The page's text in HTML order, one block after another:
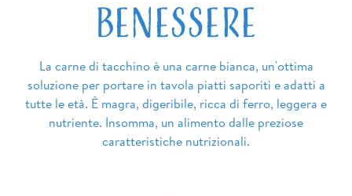
Benessere
La carne di tacchino è una carne bianca, un'ottima
soluzione per portare in tavola piatti saporiti e adatti a
tutte le età. È magra, digeribile, ricca di ferro, leggera e
nutriente. Insomma, un alimento dalle preziose
caratteristiche nutrizionali.